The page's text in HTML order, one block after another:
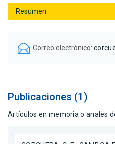
Correo electrónico:
Publicaciones (1)
Artículos en memoria o anales